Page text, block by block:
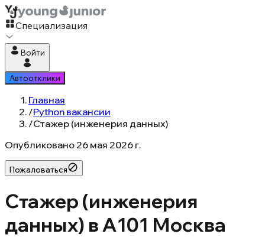
Специализация
Войти
Автоотклики
Главная
/Python вакансии
/Стажер (инженерия данных)
Опубликовано 26 мая 2026 г.
Пожаловаться
Стажер (инженерия
данных) в А101 Москва